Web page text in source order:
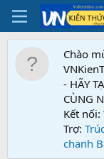
Chào
- HÃY
CÙNG
Kết nối:
Trợ:
chanh